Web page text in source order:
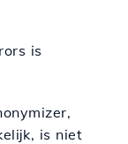
is
is niet